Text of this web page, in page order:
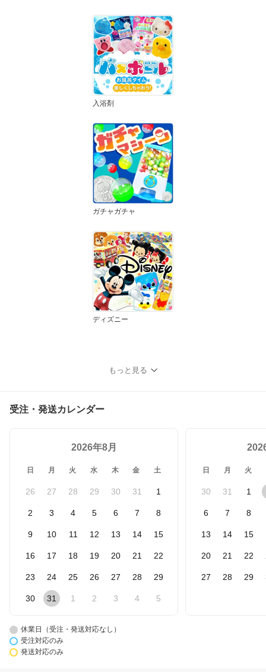
入浴剤
ガチャガチャ
ディズニー
もっと見る
受注・発送カレンダー
2026年8月
日 月 火 水 木 金 土
26 27 28 29 30 31 1
2 3 4 5 6 7 8
9 10 11 12 13 14 15
16 17 18 19 20 21 22
23 24 25 26 27 28 29
30 31 1 2 3 4 5
日 月 火
30 31 1
6 7 8
13 14 15
20 21 22
27 28 29
休業日（受注・発送対応なし）
受注対応のみ
発送対応のみ